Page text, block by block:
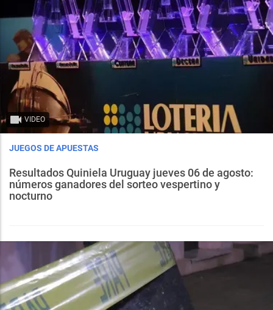
VIDEO
JUEGOS DE APUESTAS
Resultados Quiniela Uruguay jueves 06 de agosto:
números ganadores del sorteo vespertino y
nocturno